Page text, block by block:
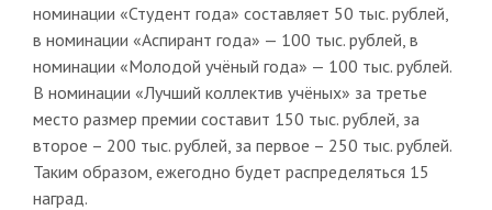
номинации «Студент года» составляет 50 тыс. рублей,
в номинации «Аспирант года» — 100 тыс. рублей, в
номинации «Молодой учёный года» — 100 тыс. рублей.
В номинации «Лучший коллектив учёных» за третье
место размер премии составит 150 тыс. рублей, за
второе – 200 тыс. рублей, за первое – 250 тыс. рублей.
Таким образом, ежегодно будет распределяться 15
наград.